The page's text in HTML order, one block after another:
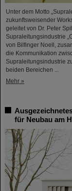
Unter dem Motto
zukunftsweisender
geleitet von Dr. Peter
Supraleitungsindustrie
von Bilfinger Noell,
die Kommunikation
Supraleitungsindustrie
beiden Bereichen ...
Mehr »
für Neubau am